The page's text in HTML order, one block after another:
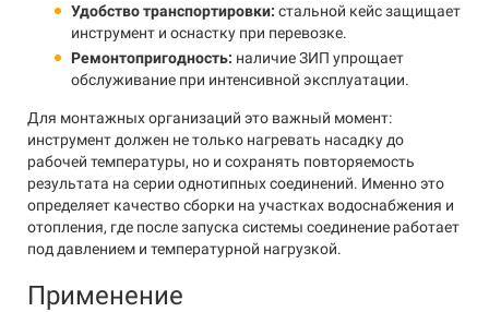
Удобство транспортировки: стальной кейс защищает
инструмент и оснастку при перевозке.
Ремонтопригодность: наличие ЗИП упрощает
обслуживание при интенсивной эксплуатации.
Для монтажных организаций это важный момент:
инструмент должен не только нагревать насадку до
рабочей температуры, но и сохранять повторяемость
результата на серии однотипных соединений. Именно это
определяет качество сборки на участках водоснабжения и
отопления, где после запуска системы соединение работает
под давлением и температурной нагрузкой.
Применение